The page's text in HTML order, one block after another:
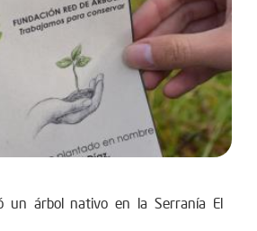
un árbol nativo en la Serranía El